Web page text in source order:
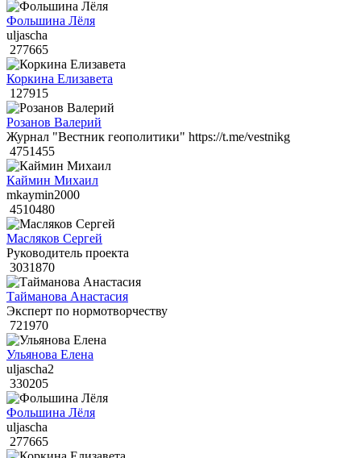
Фольшина Лёля
uljascha
277665
Коркина Елизавета
127915
Розанов Валерий
Журнал "Вестник геополитики" https://t.me/vestnikg
4751455
Каймин Михаил
mkaymin2000
4510480
Масляков Сергей
Руководитель проекта
3031870
Тайманова Анастасия
Эксперт по нормотворчеству
721970
Ульянова Елена
uljascha2
330205
Фольшина Лёля
uljascha
277665